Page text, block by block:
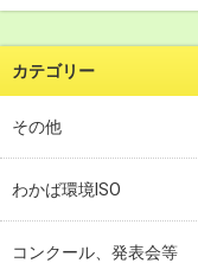
カテゴリー
その他
わかば環境ISO
コンクール、発表会等